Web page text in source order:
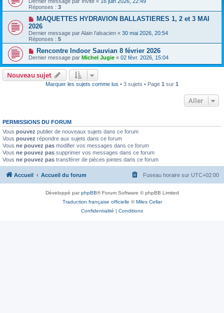
Réponses : 3
MAQUETTES HYDRAVION BALLASTIERES 1, 2 et 3 MAI
2026
Dernier message parAlain l’alsacien « 30 mai 2026, 20:54
Réponses : 5
Rencontre Indoor Sauvian 8 février 2026
Dernier message par Michel Jugie « 02 févr. 2026, 15:04
Nouveau sujet
Marquer les sujets comme lus • 3 sujets • Page 1 sur 1
Aller
PERMISSIONS DU FORUM
Vous pouvez publier de nouveaux sujets dans ce forum
Vous pouvez répondre aux sujets dans ce forum
Vous ne pouvez pas modifier vos messages dans ce forum
Vous ne pouvez pas supprimer vos messages dans ce forum
Vous ne pouvez pas transférer de pièces jointes dans ce forum
Accueil Accueil du forum Fuseau horaire sur UTC+02:00
Développé parphpBB® Forum Software © phpBB Limited
Traduction française officielle ©Miles Cellar
Confidentialité | Conditions